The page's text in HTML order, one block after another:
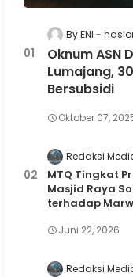
By ENI
Oknum ASN
Lumajang,
Bersubsidi
Oktober 07,
Redaksi
MTQ Tingkat
Masjid Raya
terhadap
Juni 22, 2026
Redaksi